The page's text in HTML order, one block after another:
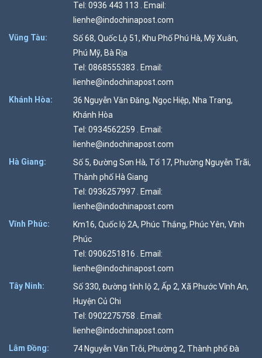
Tel: 0936 443 113 . Email:
lienhe@indochinapost.com
Vũng Tàu:
Số 68, Quốc Lộ 51, Khu Phố Phú Hà, Mỹ Xuân,
Phú Mỹ, Bà Rịa
Tel: 0868555383 . Email:
lienhe@indochinapost.com
Khánh Hòa:
36 Nguyễn Văn Đăng, Ngọc Hiệp, Nha Trang,
Khánh Hòa
Tel: 0934562259 . Email:
lienhe@indochinapost.com
Hà Giang:
Số 5, Đường Sơn Hà, Tổ 17, Phường Nguyễn Trãi,
Thành phố Hà Giang
Tel: 0936257997 . Email:
lienhe@indochinapost.com
Vĩnh Phúc:
Km16, Quốc lộ 2A, Phúc Thắng, Phúc Yên, Vĩnh
Phúc
Tel: 0906251816 . Email:
lienhe@indochinapost.com
Tây Ninh:
Số 330, Đường tỉnh lộ 2, Ấp 2, Xã Phước Vĩnh An,
Huyện Củ Chi
Tel: 0902275758 . Email:
lienhe@indochinapost.com
Lâm Đồng:
74 Nguyễn Văn Trỗi, Phường 2, Thành phố Đà